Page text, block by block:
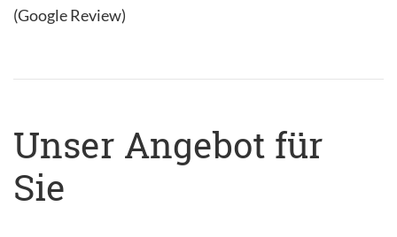
(Google Review)
Unser Angebot für
Sie